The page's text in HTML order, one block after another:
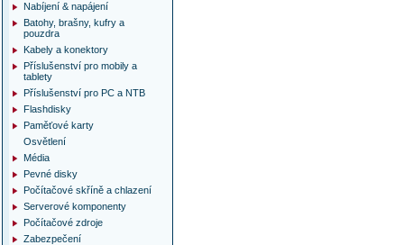
Nabíjení & napájení
Batohy, brašny, kufry a
pouzdra
Kabely a konektory
Příslušenství pro mobily a
tablety
Příslušenství pro PC a NTB
Flashdisky
Paměťové karty
Osvětlení
Média
Pevné disky
Počítačové skříně a chlazení
Serverové komponenty
Počítačové zdroje
Zabezpečení